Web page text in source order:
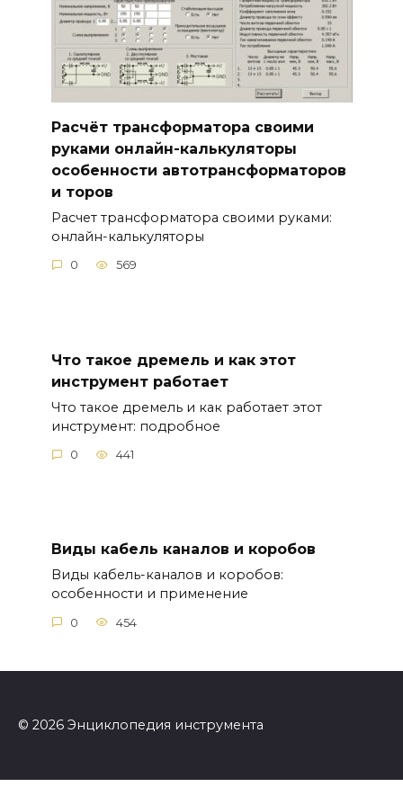
Расчёт трансформатора своими
руками онлайн-калькуляторы
особенности автотрансформаторов
и торов
Расчет трансформатора своими руками:
онлайн-калькуляторы
0 569
Что такое дремель и как этот
инструмент работает
Что такое дремель и как работает этот
инструмент: подробное
0 441
Виды кабель каналов и коробов
Виды кабель-каналов и коробов:
особенности и применение
0 454
© 2026 Энциклопедия инструмента